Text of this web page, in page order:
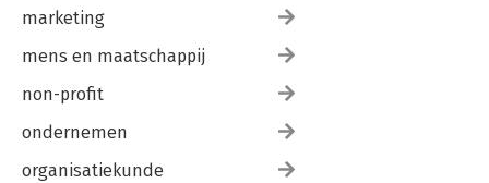
marketing
mens en maatschappij
non-profit
ondernemen
organisatiekunde